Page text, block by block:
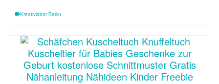
Kreativlabor Berlin